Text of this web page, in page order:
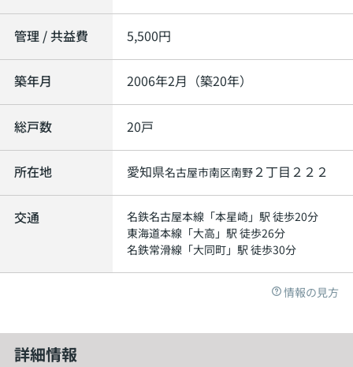
管理 / 共益費 5,500円
築年月 2006年2月（築20年）
総戸数 20戸
所在地 愛知県名古屋市南区南野 ２丁目２２２
交通 名鉄名古屋本線 「本星崎」駅 徒歩20分
東海道本線 「大高 」駅 徒歩26分
名鉄常滑線 「大同町」駅 徒歩30分
情報の見方
詳細情報